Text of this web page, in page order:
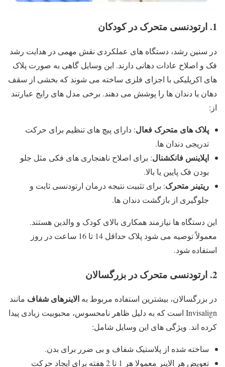
1. ارتودنسی متحرک در کودکان
در سنین رشد، دستگاه های عملکردی نقش مهمی در هدایت رشد
فک و اصلاح عادات دهانی دارند. این وسایل گاهی به صورت پلاک
های اکریلیکی با اجزای فلزی ساخته می شوند که بخشی از سقف
دهان یا دندان ها را پوشش می دهند. برخی مدل های رایج عبارتند
از:
پلاک های متحرک فعال: دارای پیچ های تنظیم برای حرکت
تدریجی دندان ها.
اپلاینس فانکشنال: برای اصلاح ناهنجاری های فکی مثل جلو
بودن فک پایین یا بالا.
ریتینر متحرک: برای تثبیت نتیجه درمان ارتودنسی ثابت و
جلوگیری از بازگشت دندان ها.
این دستگاه ها نیازمند همکاری بالای کودک و والدین هستند.
معمولاً توصیه می شود پلاک حداقل 14 تا 16 ساعت در روز
استفاده شود.
2. ارتودنسی متحرک در بزرگسالان
در بزرگسالان، بیشترین استفاده مربوط به الاینرهای شفاف مانند
Invisalign است که به دلیل ظاهر نامحسوس، محبوبیت زیادی پیدا
کرده اند. ویژگی های این وسایل شامل:
ساخته شده از پلاستیک شفاف و بی ضرر برای بدن.
تعویض هر الاینر معمولا هر 1 تا 2 هفته برای ایجاد حرکت